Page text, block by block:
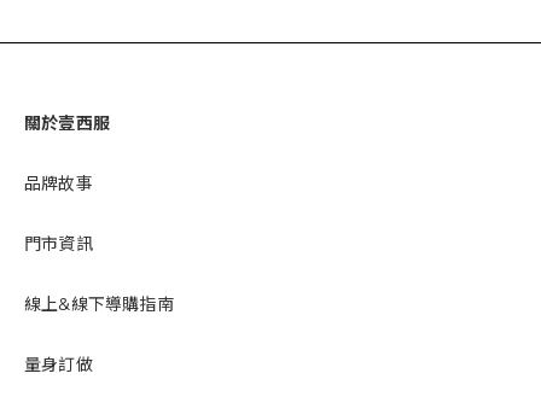
關於壹西服
品牌故事
門市資訊
線上&線下導購指南
量身訂做